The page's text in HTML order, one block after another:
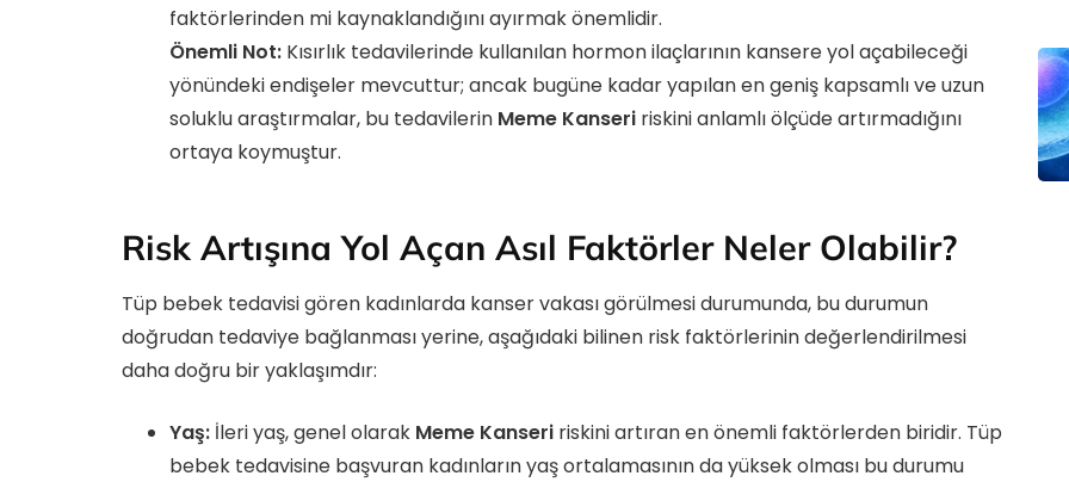
faktörlerinden mi kaynaklandığını ayırmak önemlidir.
Önemli Not: Kısırlık tedavilerinde kullanılan hormon ilaçlarının kansere yol açabileceği
yönündeki endişeler mevcuttur; ancak bugüne kadar yapılan en geniş kapsamlı ve uzun
soluklu araştırmalar, bu tedavilerin Meme Kanseri riskini anlamlı ölçüde artırmadığını
ortaya koymuştur.
Risk Artışına Yol Açan Asıl Faktörler Neler Olabilir?
Tüp bebek tedavisi gören kadınlarda kanser vakası görülmesi durumunda, bu durumun
doğrudan tedaviye bağlanması yerine, aşağıdaki bilinen risk faktörlerinin değerlendirilmesi
daha doğru bir yaklaşımdır:
Yaş: İleri yaş, genel olarak Meme Kanseri riskini artıran en önemli faktörlerden biridir. Tüp
bebek tedavisine başvuran kadınların yaş ortalamasının da yüksek olması bu durumu